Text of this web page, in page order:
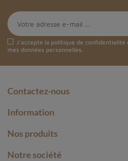
J'accepte la politique de confidentialité
mes données personnelles.
Contactez-nous
Information
Nos produits
Notre société